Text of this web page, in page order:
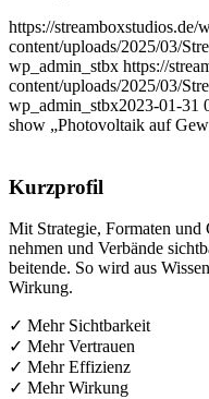
https://streamboxstudios.de/
content/uploads/2025/03/
wp_admin_stbx https://
content/uploads/2025/03/
wp_admin_stbx2023-01-31
show „Pho­to­vol­ta­ik auf
Kurz­pro­fil
Mit Stra­te­gie, For­ma­ten
neh­men und Ver­bän­de
bei­ten­de. So wird aus
Wirkung.
✓ Mehr Sichtbarkeit
✓ Mehr Vertrauen
✓ Mehr Effizienz
✓ Mehr Wirkung